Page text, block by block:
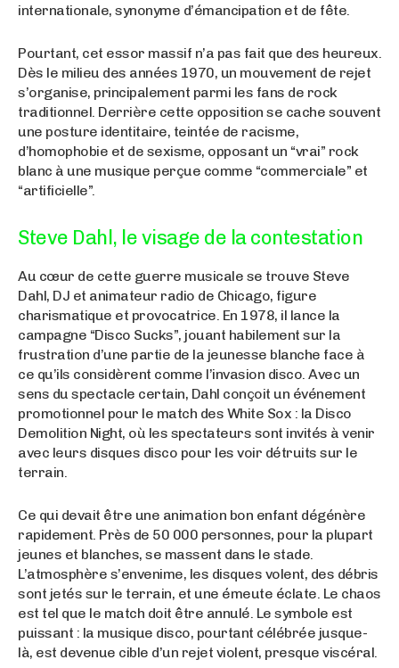
internationale, synonyme d’émancipation et de fête.
Pourtant, cet essor massif n’a pas fait que des heureux.
Dès le milieu des années 1970, un mouvement de rejet
s’organise, principalement parmi les fans de rock
traditionnel. Derrière cette opposition se cache souvent
une posture identitaire, teintée de racisme,
d’homophobie et de sexisme, opposant un “vrai” rock
blanc à une musique perçue comme “commerciale” et
“artificielle”.
Steve Dahl, le visage de la contestation
Au cœur de cette guerre musicale se trouve Steve
Dahl, DJ et animateur radio de Chicago, figure
charismatique et provocatrice. En 1978, il lance la
campagne “Disco Sucks”, jouant habilement sur la
frustration d’une partie de la jeunesse blanche face à
ce qu’ils considèrent comme l’invasion disco. Avec un
sens du spectacle certain, Dahl conçoit un événement
promotionnel pour le match des White Sox : la Disco
Demolition Night, où les spectateurs sont invités à venir
avec leurs disques disco pour les voir détruits sur le
terrain.
Ce qui devait être une animation bon enfant dégénère
rapidement. Près de 50 000 personnes, pour la plupart
jeunes et blanches, se massent dans le stade.
L’atmosphère s’envenime, les disques volent, des débris
sont jetés sur le terrain, et une émeute éclate. Le chaos
est tel que le match doit être annulé. Le symbole est
puissant : la musique disco, pourtant célébrée jusque-
là, est devenue cible d’un rejet violent, presque viscéral.